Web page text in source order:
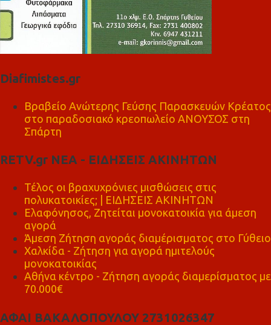
Diafimistes.gr
Βραβείο Ανώτερης Γεύσης Παρασκευών Κρέατος
στο παραδοσιακό κρεοπωλείο ΑΝΟΥΣΟΣ στη
Σπάρτη
RETV.gr ΝΕΑ - ΕΙΔΗΣΕΙΣ ΑΚΙΝΗΤΩΝ
Τέλος οι βραχυχρόνιες μισθώσεις στις
πολυκατοικίες; | ΕΙΔΗΣΕΙΣ ΑΚΙΝΗΤΩΝ
Ελαφόνησος, Ζητείται μονοκατοικία για άμεση
αγορά
Άμεση Ζήτηση αγοράς διαμέρισματος στο Γύθειο
Χαλκίδα - Ζήτηση για αγορά ημιτελούς
μονοκατοικίας
Αθήνα κέντρο - Ζήτηση αγοράς διαμερίσματος με
70.000€
ΑΦΑΙ ΒΑΚΑΛΟΠΟΥΛΟΥ 2731026347